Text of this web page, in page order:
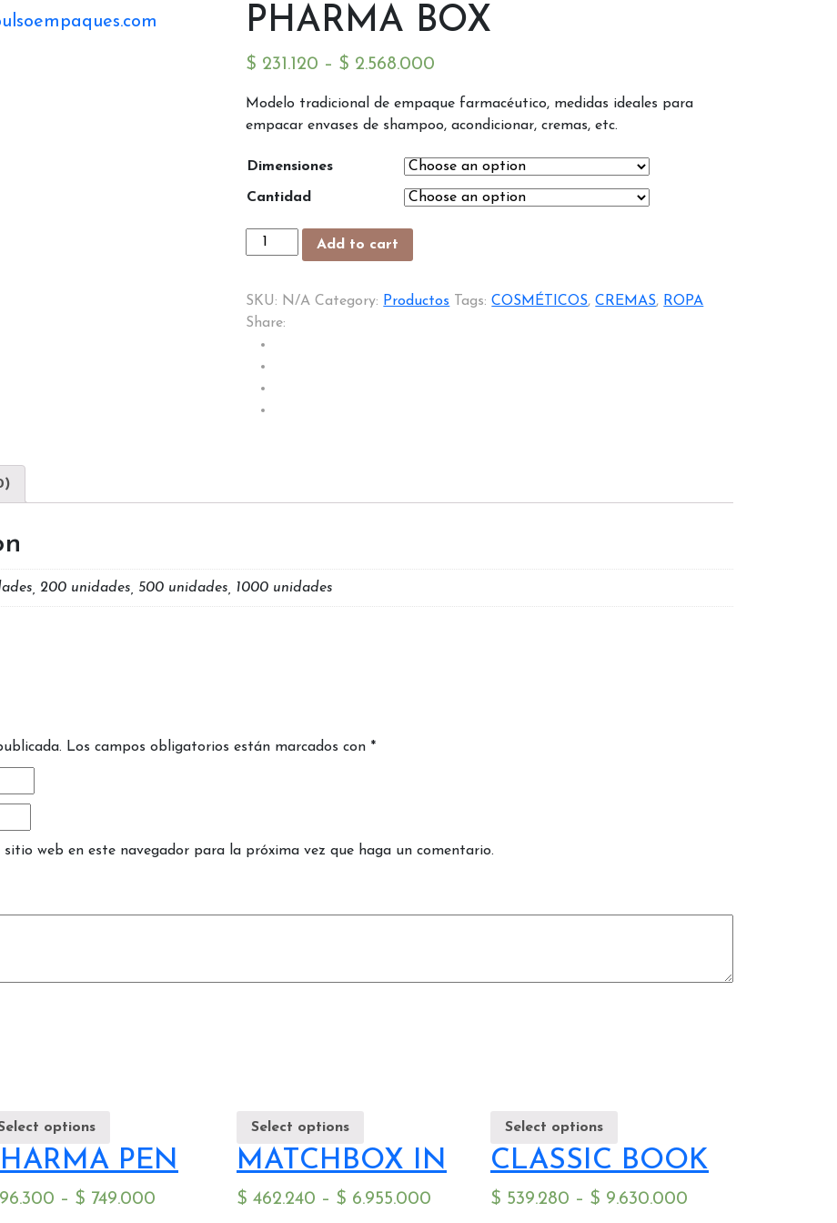
PHARMA BOX
$ 231.120 – $ 2.568.000
Modelo tradicional de empaque farmacéutico, medidas ideales para
empacar envases de shampoo, acondicionar, cremas, etc.
Dimensiones
Cantidad
PHARMA
BOX
Add to cart
SKU: N/A Category: Productos Tags:COSMÉTICOS,CREMAS, ROPA
Share:
200 unidades, 500 unidades, 1000 unidades
Los campos obligatorios están marcados con *
web en este navegador para la próxima vez que haga un comentario.
options
PEN
96.300 – $ 749.000
Select options
MATCHBOX IN
$ 462.240 – $ 6.955.000
Select options
CLASSIC BOOK
$ 539.280 – $ 9.630.000